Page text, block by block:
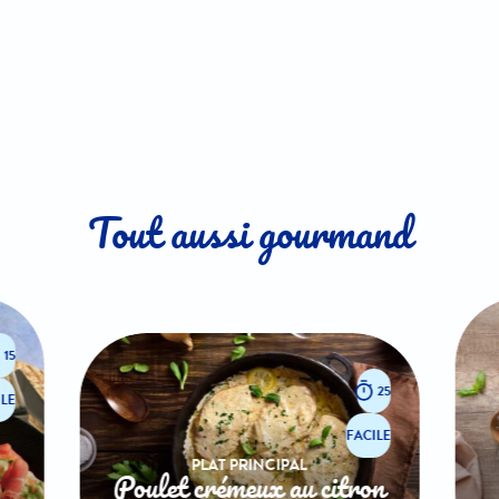
Tout aussi gourmand
15
25
FACILE
PLAT PRINCIPAL
Poulet crémeux au citron